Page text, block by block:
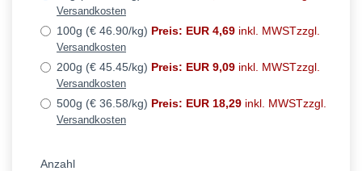
Versandkosten
100g (€ 46.90/kg) Preis: EUR 4,69 inkl. MWSTzzgl.
Versandkosten
200g (€ 45.45/kg) Preis: EUR 9,09 inkl. MWSTzzgl.
Versandkosten
500g (€ 36.58/kg) Preis: EUR 18,29 inkl. MWSTzzgl.
Versandkosten
Anzahl